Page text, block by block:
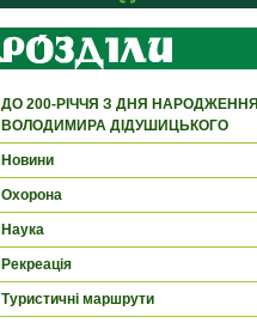
ДО 200-РІЧЧЯ З ДНЯ НАРОДЖЕННЯ
ВОЛОДИМИРА ДІДУШИЦЬКОГО
Новини
Охорона
Наука
Рекреація
Туристичні маршрути